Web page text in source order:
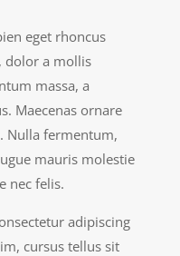
eget rhoncus
dolor a mollis
massa, a
Maecenas ornare
Nulla fermentum,
mauris molestie
nec felis.
adipiscing
cursus tellus sit